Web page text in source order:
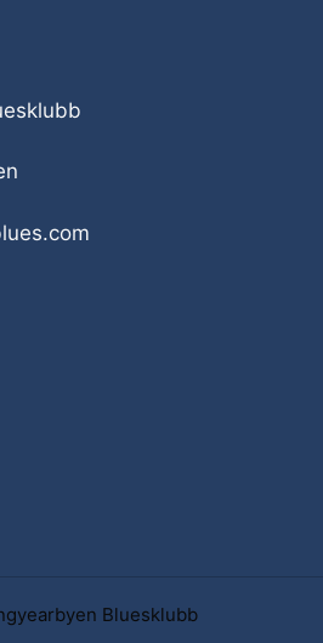
Bluesklubb